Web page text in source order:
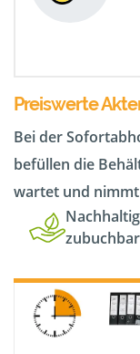
Preiswerte
Bei der
befüllen die
wartet und
zubuchbar